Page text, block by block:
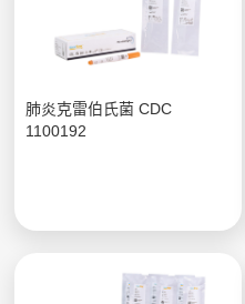
肺炎克雷伯氏菌 CDC
1100192